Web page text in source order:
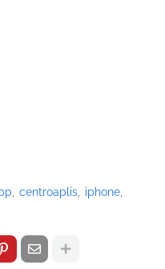
centroaplis
iphone